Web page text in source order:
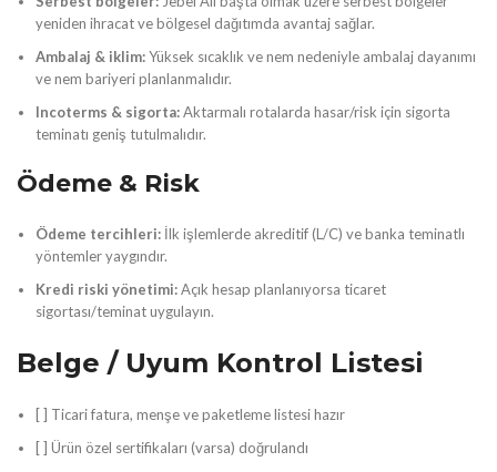
yeniden ihracat ve bölgesel dağıtımda avantaj sağlar.
Ambalaj & iklim:Yüksek sıcaklık ve nem nedeniyle ambalaj dayanımı
ve nem bariyeri planlanmalıdır.
Incoterms & sigorta:Aktarmalı rotalarda hasar/risk için sigorta
teminatı geniş tutulmalıdır.
Ödeme & Risk
Ödeme tercihleri: İlk işlemlerde akreditif (L/C) ve banka teminatlı
yöntemler yaygındır.
Kredi riski yönetimi:Açık hesap planlanıyorsa ticaret
sigortası/teminat uygulayın.
Belge / Uyum Kontrol Listesi
[ ] Ticari fatura, menşe ve paketleme listesi hazır
[ ] Ürün özel sertifikaları (varsa) doğrulandı